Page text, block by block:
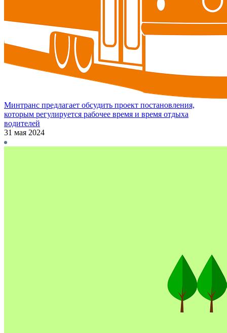
Минтранс предлагает обсудить проект постановления,
которым регулируется рабочее время и время отдыха
водителей
31 мая 2024